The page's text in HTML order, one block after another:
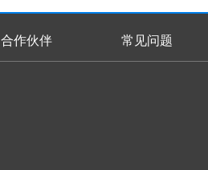
合作伙伴 常见问题